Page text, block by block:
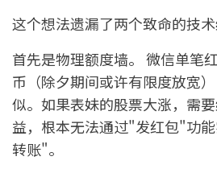
这个想法遗漏了两个致命的技术
首先是物理额度墙。 微信单笔
币（除夕期间或许有限度放宽
似。如果表妹的股票大涨，需
益，根本无法通过"发红包"功
转账"。